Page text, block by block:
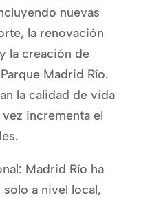
nuevas
la renovación
la creación de
Madrid Río.
la calidad de vida
incrementa el
Madrid Río ha
a nivel local,